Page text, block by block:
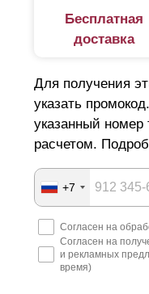
Бесплатная
доставка
Для получения
указать
указанный номер
расчетом.
+7
Согласен на
Согласен на
и рекламных
время)